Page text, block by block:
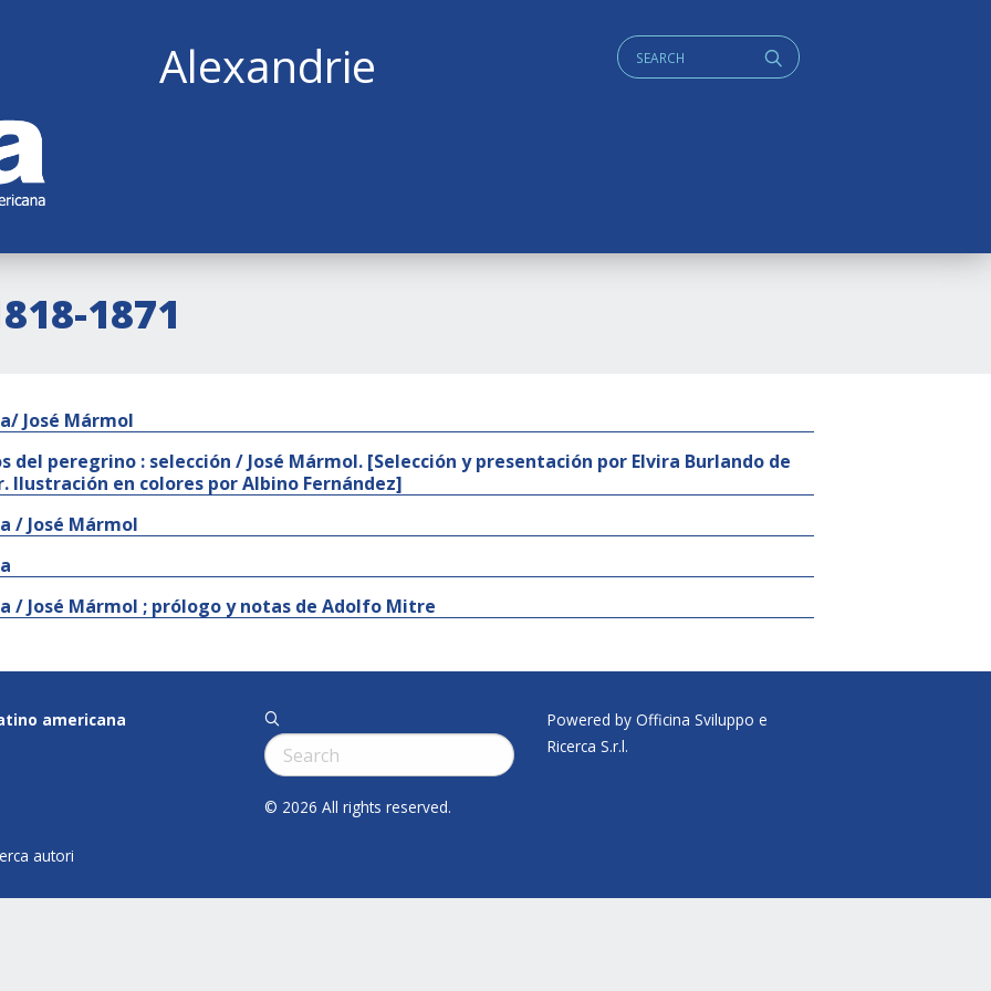
Alexandrie q
Cerca:
1871
José Mármol
del peregrino : selección / José Mármol. [Selección y presentación por Elvira Burlando de
Ilustración en colores por Albino Fernández]
/ José Mármol
/ José Mármol ; prólogo y notas de Adolfo Mitre
americana
autori
q
Cerca:
© 2026 All rights reserved.
Powered by Officina Sviluppo e
Ricerca S.r.l.